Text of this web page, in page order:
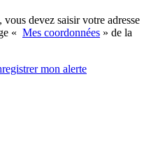
devez saisir votre adresse
« Mes coordonnées » de la
mon alerte